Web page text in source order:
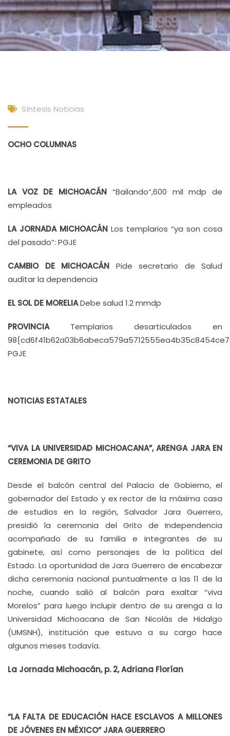
Síntesis Noticias
OCHO COLUMNAS
LA VOZ DE MICHOACÁN “Bailando”,600 mil mdp de
empleados
LA JORNADA MICHOACÁN Los templarios “ya son cosa
del pasado”: PGJE
CAMBIO DE MICHOACÁN Pide secretario de Salud
auditar la dependencia
EL SOL DE MORELIADebe salud 1.2 mmdp
PROVINCIA Templarios desarticulados en
PGJE
NOTICIAS ESTATALES
“VIVA LA UNIVERSIDAD MICHOACANA”, ARENGA JARA EN
CEREMONIA DE GRITO
Desde el balcón central del Palacio de Gobierno, el
gobernador del Estado y ex rector de la máxima casa
de estudios en la región, Salvador Jara Guerrero,
presidió la ceremonia del Grito de Independencia
acompañado de su familia e integrantes de su
gabinete, así como personajes de la política del
Estado. La oportunidad de Jara Guerrero de encabezar
dicha ceremonia nacional puntualmente a las 11 de la
noche, cuando salió al balcón para exaltar “viva
Morelos” para luego inclupir dentro de su arenga a la
Universidad Michoacana de San Nicolás de Hidalgo
(UMSNH), institución que estuvo a su cargo hace
algunos meses todavía.
La Jornada Michoacán, p. 2, Adriana Florían
“LA FALTA DE EDUCACIÓN HACE ESCLAVOS A MILLONES
DE JÓVENES EN MÉXICO” JARA GUERRERO